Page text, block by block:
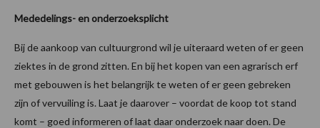
Mededelings- en onderzoeksplicht
Bij de aankoop van cultuurgrond wil je uiteraard weten of er geen
ziektes in de grond zitten. En bij het kopen van een agrarisch erf
met gebouwen is het belangrijk te weten of er geen gebreken
zijn of vervuiling is. Laat je daarover – voordat de koop tot stand
komt – goed informeren of laat daar onderzoek naar doen. De